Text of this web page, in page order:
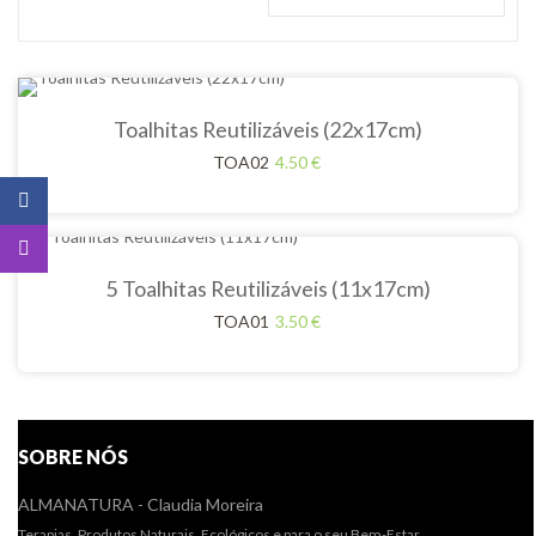
Toalhitas Reutilizáveis (22x17cm)
TOA02 4.50€
5 Toalhitas Reutilizáveis (11x17cm)
TOA01 3.50€
SOBRE NÓS
ALMANATURA - Claudia Moreira